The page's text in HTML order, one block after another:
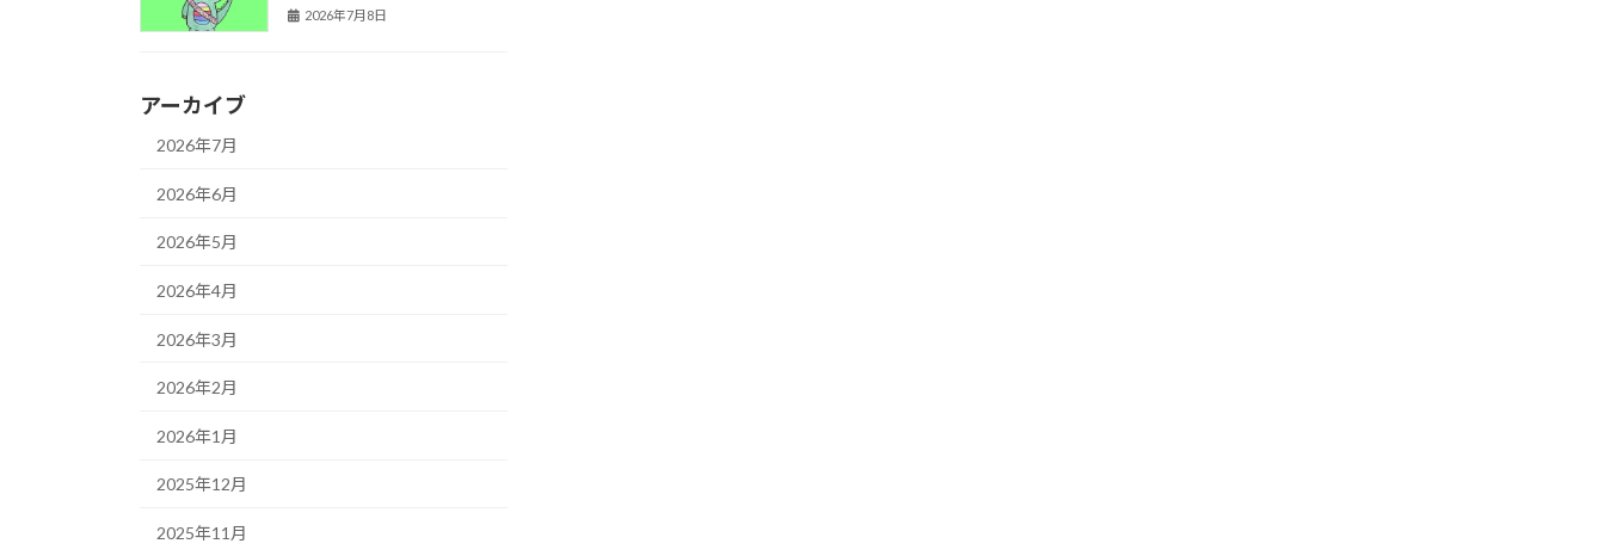
2026年7月8日
アーカイブ
2026年7月
2026年6月
2026年5月
2026年4月
2026年3月
2026年2月
2026年1月
2025年12月
2025年11月